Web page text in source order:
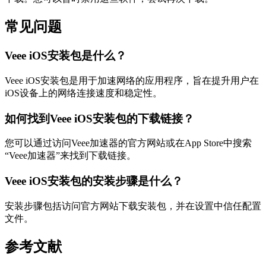
常见问题
Veee iOS安装包是什么？
Veee iOS安装包是用于加速网络的应用程序，旨在提升用户在
iOS设备上的网络连接速度和稳定性。
如何找到Veee iOS安装包的下载链接？
您可以通过访问Veee加速器的官方网站或在App Store中搜索
“Veee加速器”来找到下载链接。
Veee iOS安装包的安装步骤是什么？
安装步骤包括访问官方网站下载安装包，并在设置中信任配置
文件。
参考文献